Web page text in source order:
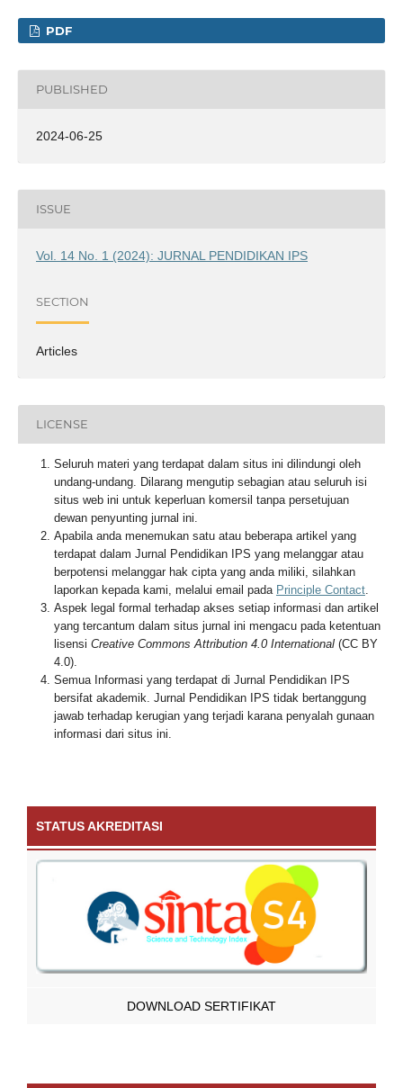
PDF
PUBLISHED
2024-06-25
ISSUE
Vol. 14 No. 1 (2024): JURNAL PENDIDIKAN IPS
SECTION
Articles
LICENSE
Seluruh materi yang terdapat dalam situs ini dilindungi oleh
undang-undang. Dilarang mengutip sebagian atau seluruh isi
situs web ini untuk keperluan komersil tanpa persetujuan
dewan penyunting jurnal ini.
Apabila anda menemukan satu atau beberapa artikel yang
terdapat dalam Jurnal Pendidikan IPS yang melanggar atau
berpotensi melanggar hak cipta yang anda miliki, silahkan
laporkan kepada kami, melalui email pada Principle Contact.
Aspek legal formal terhadap akses setiap informasi dan artikel
yang tercantum dalam situs jurnal ini mengacu pada ketentuan
lisensi Creative Commons Attribution 4.0 International(CC BY
4.0).
Semua Informasi yang terdapat di Jurnal Pendidikan IPS
bersifat akademik. Jurnal Pendidikan IPS tidak bertanggung
jawab terhadap kerugian yang terjadi karana penyalah gunaan
informasi dari situs ini.
STATUS AKREDITASI
DOWNLOAD SERTIFIKAT